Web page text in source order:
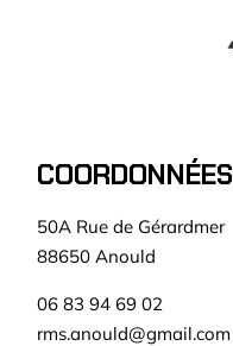
COORDONNÉES
50A Rue de Gérardmer
88650 Anould
06 83 94 69 02
rms.anould@gmail.com